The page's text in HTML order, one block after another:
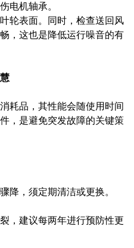
电机轴承。
轮表面。同时，检查送回风
，这也是降低运行噪音的有
耗品，其性能会随使用时间
，是避免突发故障的关键策
降，须定期清洁或更换。
，建议每两年进行预防性更